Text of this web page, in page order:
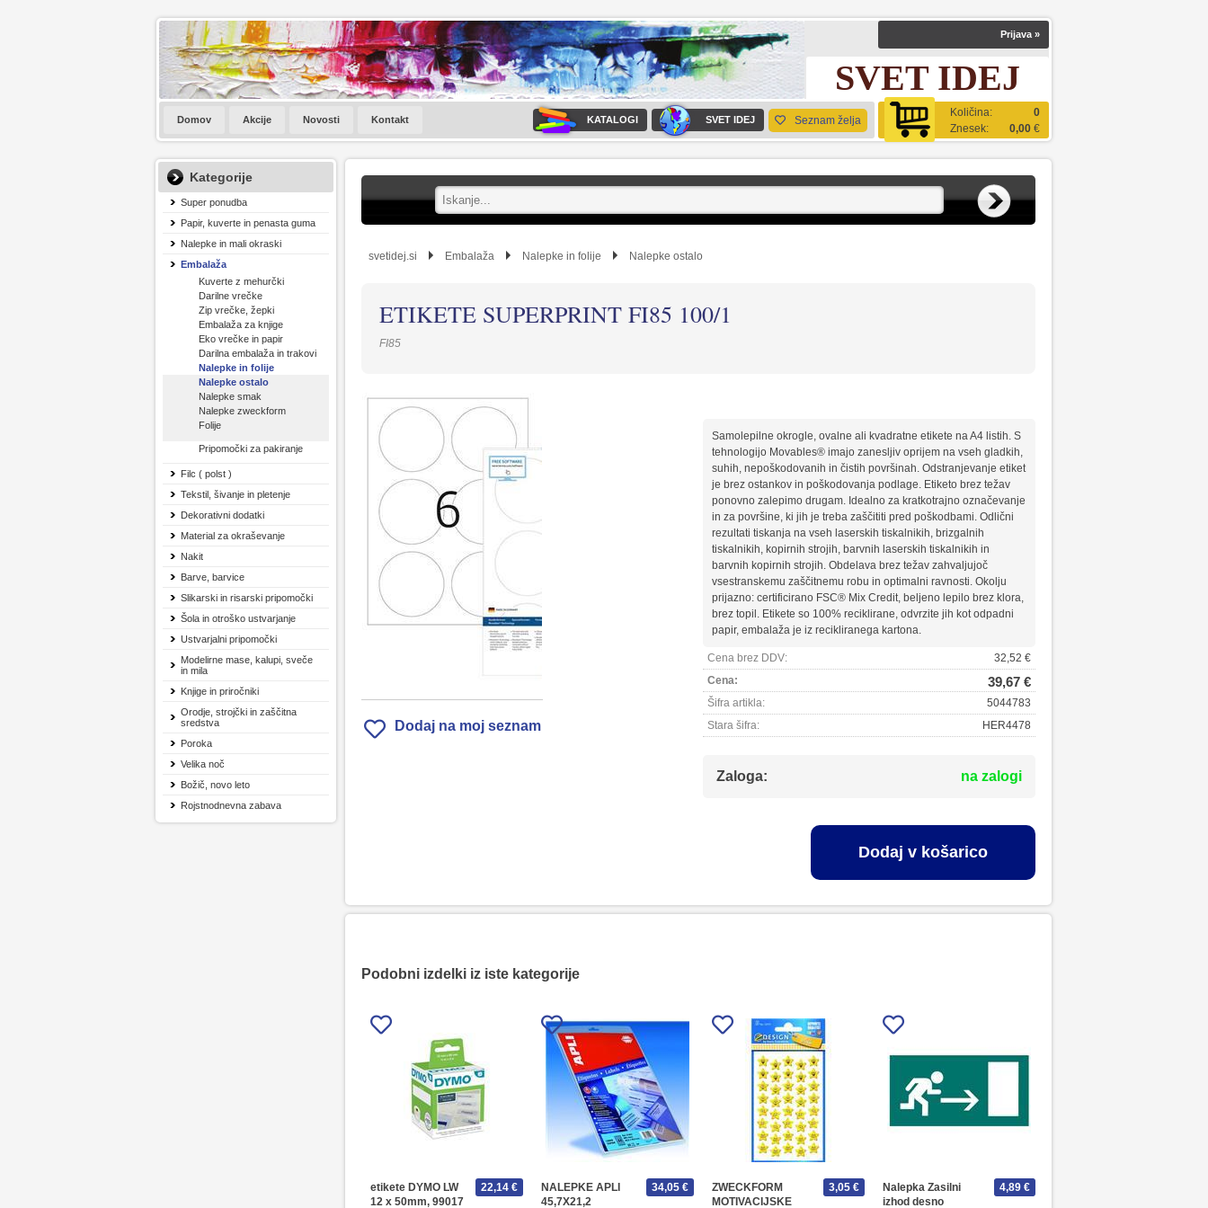
Prijava »
SVET IDEJ
Količina:
0
Znesek:
0,00 €
Domov Akcije Novosti Kontakt KATALOGI SVET IDEJ Seznam želja
Kategorije
Super ponudba
Papir, kuverte in penasta guma
Nalepke in mali okraski
Embalaža
Kuverte z mehurčki
Darilne vrečke
Zip vrečke, žepki
Embalaža za knjige
Eko vrečke in papir
Darilna embalaža in trakovi
Nalepke in folije
Nalepke ostalo
Nalepke smak
Nalepke zweckform
Folije
Pripomočki za pakiranje
Filc ( polst )
Tekstil, šivanje in pletenje
Dekorativni dodatki
Material za okraševanje
Nakit
Barve, barvice
Slikarski in risarski pripomočki
Šola in otroško ustvarjanje
Ustvarjalni pripomočki
Modelirne mase, kalupi, sveče
in mila
Knjige in priročniki
Orodje, strojčki in zaščitna
sredstva
Poroka
Velika noč
Božič, novo leto
Rojstnodnevna zabava
svetidej.si Embalaža Nalepke in folije Nalepke ostalo
ETIKETE SUPERPRINT FI85 100/1
FI85
Dodaj na moj seznam
Samolepilne okrogle, ovalne ali kvadratne etikete na A4 listih. S
tehnologijo Movables® imajo zanesljiv oprijem na vseh gladkih,
suhih, nepoškodovanih in čistih površinah. Odstranjevanje etiket
je brez ostankov in poškodovanja podlage. Etiketo brez težav
ponovno zalepimo drugam. Idealno za kratkotrajno označevanje
in za površine, ki jih je treba zaščititi pred poškodbami. Odlični
rezultati tiskanja na vseh laserskih tiskalnikih, brizgalnih
tiskalnikih, kopirnih strojih, barvnih laserskih tiskalnikih in
barvnih kopirnih strojih. Obdelava brez težav zahvaljujoč
vsestranskemu zaščitnemu robu in optimalni ravnosti. Okolju
prijazno: certificirano FSC® Mix Credit, beljeno lepilo brez klora,
brez topil. Etikete so 100% reciklirane, odvrzite jih kot odpadni
papir, embalaža je iz recikliranega kartona.
Cena brez DDV:
32,52 €
Cena:
39,67 €
Šifra artikla:
5044783
Stara šifra:
HER4478
Zaloga: na zalogi
Dodaj v košarico
Podobni izdelki iz iste kategorije
etikete DYMO LW
12 x 50mm, 99017
22,14 €
NALEPKE APLI
45,7X21,2
34,05 €
ZWECKFORM
MOTIVACIJSKE
3,05 €
Nalepka Zasilni
izhod desno
4,89 €